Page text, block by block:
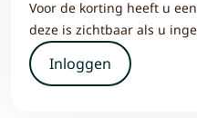
Voor de korting heeft u
deze is zichtbaar als u
Inloggen